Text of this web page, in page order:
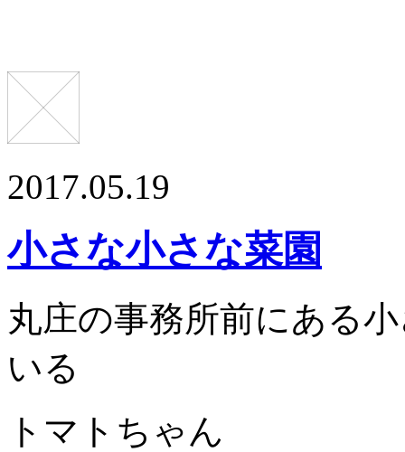
2017.05.19
小さな小さな菜園
丸庄の事務所前にある
いる
トマトちゃん